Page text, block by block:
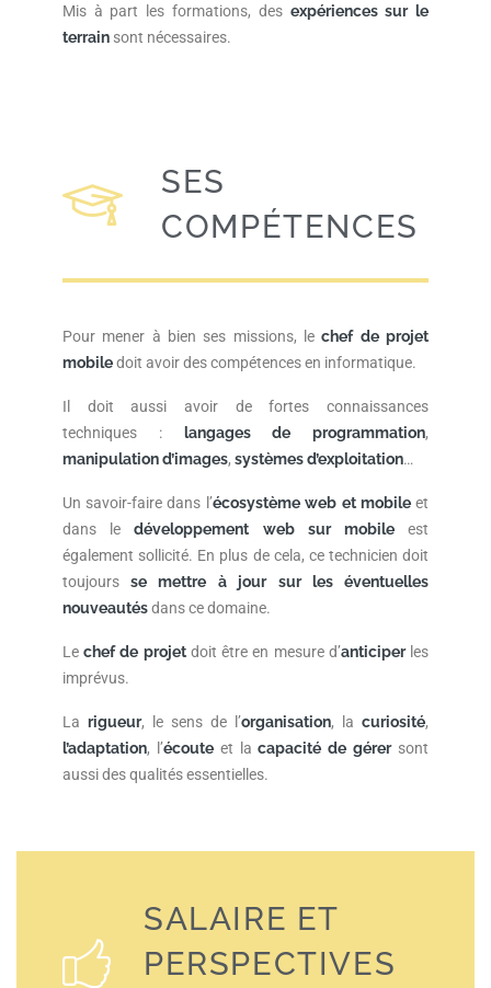
Mis à part les formations, des expériences sur le
terrainsont nécessaires.
SES
COMPÉTENCES
Pour mener à bien ses missions, lechef de projet
mobiledoit avoir des compétences en informatique.
Il doit aussi avoir de fortes connaissances
techniques :
langages de programmation,
manipulation d’images, systèmes d’exploitation…
Un savoir-faire dans l’écosystème web et mobileet
dans ledéveloppement web sur mobileest
également sollicité. En plus de cela, ce technicien doit
toujoursse mettre à jour sur les éventuelles
nouveautésdans ce domaine.
Lechef de projetdoit être en mesure d’anticiperles
imprévus.
La rigueur, le sens de l’organisation, lacuriosité,
l’adaptation, l’écouteet lacapacité de gérersont
aussi des qualités essentielles.
SALAIRE ET
PERSPECTIVES